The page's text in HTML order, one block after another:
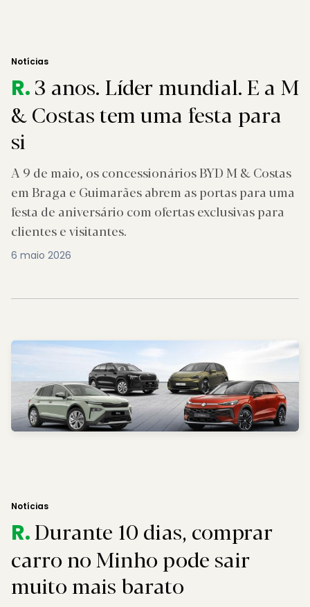
Notícias
R.3 anos. Líder mundial. E a M
& Costas tem uma festa para
si
A 9 de maio, os concessionários BYD M & Costas
em Braga e Guimarães abrem as portas para uma
festa de aniversário com ofertas exclusivas para
clientes e visitantes.
6 maio 2026
Notícias
R.Durante 10 dias, comprar
carro no Minho pode sair
muito mais barato